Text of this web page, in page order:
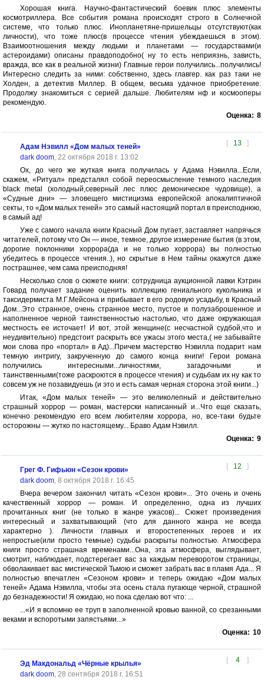
Хорошая книга. Научно-фантастический боевик плюс элементы
космотриллера. Все события романа происходят строго в Солнечной
системе, что только плюс. Инопланетяне-пришельцы отсутствуют(как
личности), что тоже плюс(в процессе чтения убеждаешься в этом).
Взаимоотношения между людьми и планетами — государствами(и
астероидами) описаны правдоподобно( ну то есть неприязнь, зависть,
вражда, все как в реальной жизни) Главные герои получились...получились!
Интересно следить за ними: собственно, здесь главгер. как раз таки не
Холден, а детектив Миллер. В общем, весьма удачное приобретение.
Продолжу знакомиться с серией дальше. Любителям нф и космооперы
рекомендую.
Оценка: 8
[ 13 ]
Адам Нэвилл «Дом малых теней»
dark doom, 22 октября 2018 г. 13:02
Ох, до чего же жуткая книга получилась у Адама Нэвилла...Если,
скажем, «Ритуал» предсталял собой переосмысление темного наследия
black metal (холодный,северный лес плюс демоническое чудовище), а
«Судные дни» — зловещего мистицизма европейской апокалиптичной
секты, то «Дом малых теней» это самый настоящий портал в преисподнюю,
в самый ад!
Уже с самого начала книги Красный Дом пугает, заставляет напрячься
читателей, потому что Он — иное, темное, другое измерение бытия (в этом,
дорогие поклонники хоррора(да и не только хоррора) вы полностью
убедитесь в процессе чтения..), но скрытые в Нем тайны окажутся даже
пострашнее, чем сама преисподняя!
Несколько слов о сюжете книги: сотрудница аукционной лавки Кэтрин
Говард получает задание оценить коллекцию гениального кукольника и
таксидермиста М.Г.Мейсона и прибывает в его родовую усадьбу, в Красный
Дом...Это странное, очень странное место, пустое и полузаброшенное и
наполненное черной таинственностью настолько, что даже окружающая
местность ее источает! И вот, этой женщине(с несчастной судбой,что и
неудивительно) предстоит раскрыть все ужасы этого места,( не забывайте
мои слова про «портал» в Ад)...Причем мастерство Нэвилла подарит нам
темную интригу, закрученную до самого конца книги! Герои романа
получились интересными...личностями, загадочными и
таинственными(тоже раскроются в процессе чтения) и судьбам их ну как то
совсем уж не позавидуешь (и это и есть самая черная сторона этой книги...)
Итак, «Дом малых теней» — это великолепный и действительно
страшный хоррор — роман, мастерски написанный и...Что еще сказать,
конечно рекомендую его всем любителям хоррора, но, все-таки будьте
осторожны — жутко по настоящему... Браво Адам Нэвилл.
Оценка: 9
[ 12 ]
Грег Ф. Гифьюн «Сезон крови»
dark doom, 8 октября 2018 г. 16:45
Вчера вечером закончил читать «Сезон крови»... Это очень и очень
качественный хоррор — роман. И определенно, одна из лучших
прочитанных книг (не только в жанре ужасов)... Сюжет произведения
интересный и захватывающий (что для данного жанра не всегда
характерно ). Личности главных и второстепенных героев и их
непростые(или просто темные) судьбы раскрыты полностью. Атмосфера
книги просто страшная временами...Она, эта атмосфера, выглядывает,
смотрит, наблюдает, подстерегает вас за каждым переворотом страницы,
обволакивает вас мистической Тьмою и сможет забрать вас в пламя Ада... Я
полностью впечатлен «Сезоном крови» и теперь ожидаю «Дом малых
теней» Адама Нэвилла, чтобы эта осень стала пугающе черной, страшной
до безнадежности! Я ожидаю, но пока сделаю вот что: ...
...«И я вспомню ее труп в заполненной кровью ванной, со срезанными
веками и вспоротыми запястьями...»
Оценка: 10
[ 4 ]
Эд Макдональд «Чёрные крылья»
dark doom, 28 сентября 2018 г. 16:51